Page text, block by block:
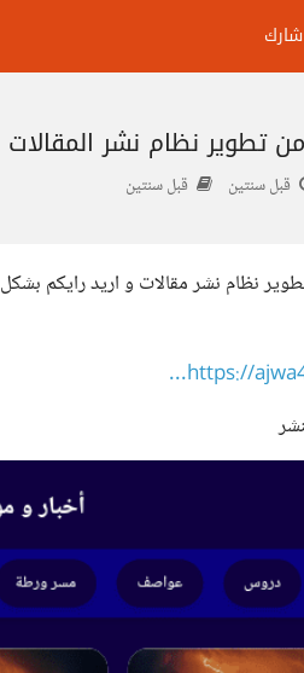
شارك
تطوير نظام نشر المقالات
قبل سنتين قبل سنتين
نظام نشر مقالات و اريد رايكم
https://